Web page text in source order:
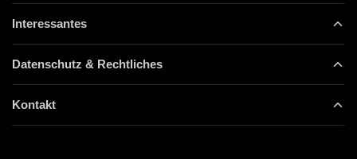
Interessantes
Datenschutz & Rechtliches
Kontakt